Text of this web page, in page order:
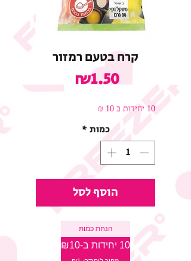
קרח בטעם רמזור
₪1.50
10 יחידות ב 10 ₪
כמות *
הוסף לסל
הנחת כמות
10 יחידות ב-₪10